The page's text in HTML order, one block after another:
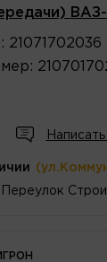
ВАЗ-
: 21071702036
: